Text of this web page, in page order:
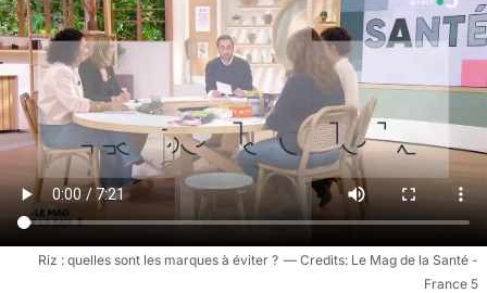
Riz : quelles sont les marques à éviter ?
Le Mag de la Santé -
France 5